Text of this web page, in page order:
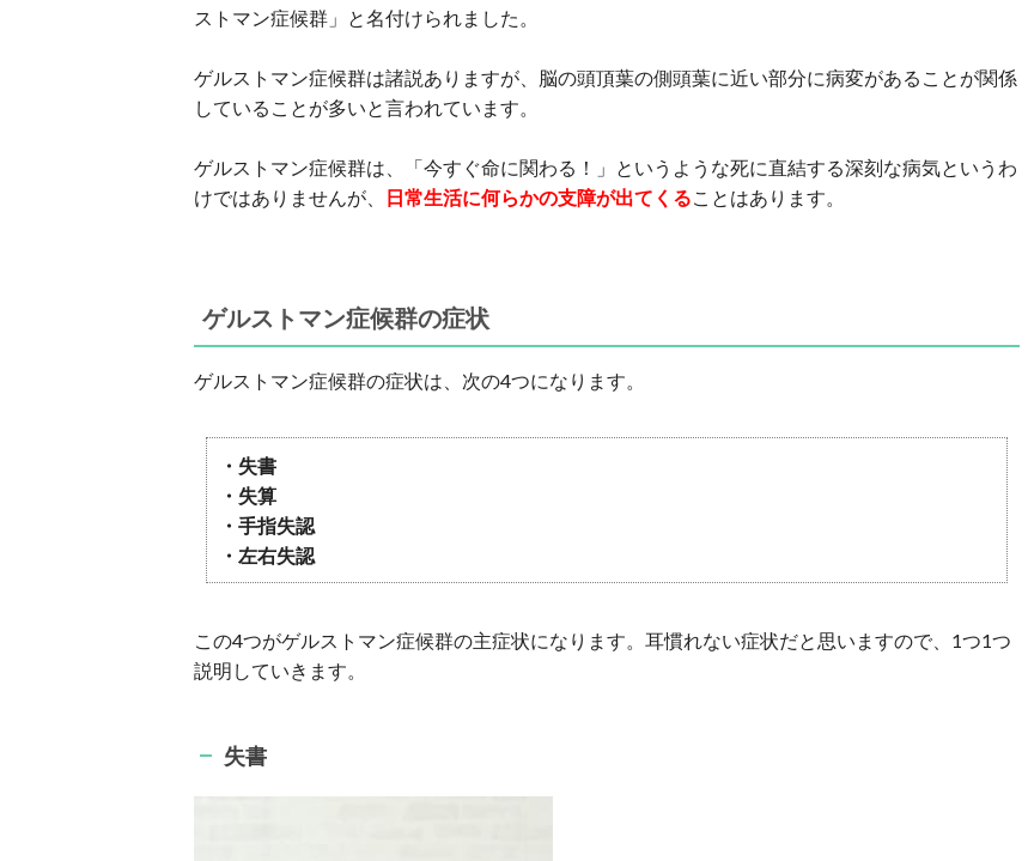
ストマン症候群」と名付けられました。
ゲルストマン症候群は諸説ありますが、脳の頭頂葉の側頭葉に近い部分に病変があることが関係
していることが多いと言われています。
ゲルストマン症候群は、「今すぐ命に関わる！」というような死に直結する深刻な病気というわ
けではありませんが、
日常生活に何らかの支障が出てくることはあります。
ゲルストマン症候群の症状
ゲルストマン症候群の症状は、次の4つになります。
・失書
・失算
・手指失認
・左右失認
この4つがゲルストマン症候群の主症状になります。耳慣れない症状だと思いますので、1つ1つ
説明していきます。
失書